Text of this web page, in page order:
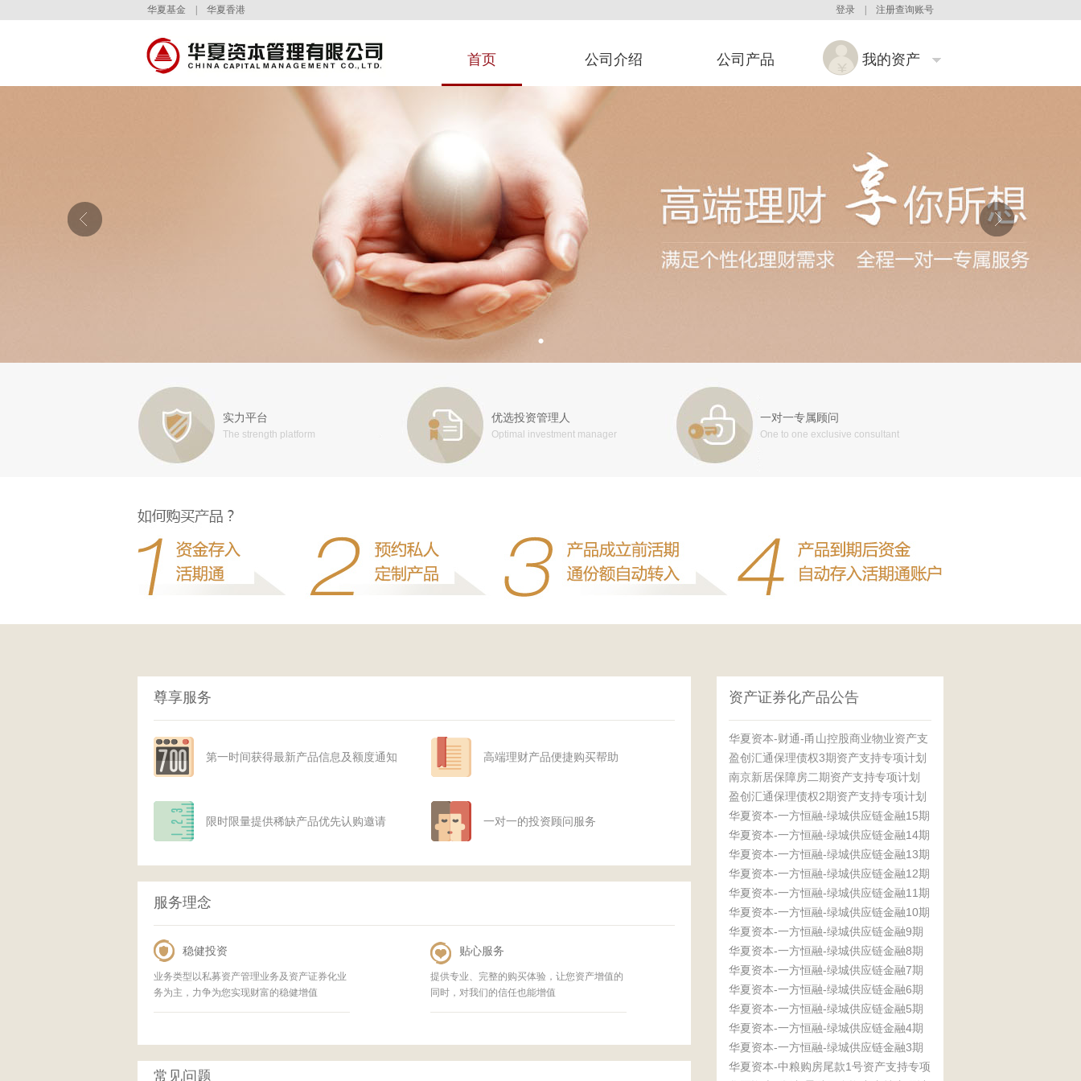
华夏基金 华夏香港 注册查询账号
登录
我的资产
公司产品
公司介绍
首页
•
实力平台
The strength platform
优选投资管理人
Optimal investment manager
一对一专属顾问
One to one exclusive consultant
尊享服务
第一时间获得最新产品信息及额度通知 高端理财产品便捷购买帮助
限时限量提供稀缺产品优先认购邀请 一对一的投资顾问服务
服务理念
稳健投资
业务类型以私募资产管理业务及资产证券化业
务为主，力争为您实现财富的稳健增值
贴心服务
提供专业、完整的购买体验，让您资产增值的
同时，对我们的信任也能增值
常见问题
资产证券化产品公告
华夏资本-财通-甬山控股商业物业资产支
持专项计划
盈创汇通保理债权3期资产支持专项计划
南京新居保障房二期资产支持专项计划
盈创汇通保理债权2期资产支持专项计划
华夏资本-一方恒融-绿城供应链金融15期
资产支持专项计划
华夏资本-一方恒融-绿城供应链金融14期
资产支持专项计划
华夏资本-一方恒融-绿城供应链金融13期
资产支持专项计划
华夏资本-一方恒融-绿城供应链金融12期
资产支持专项计划
华夏资本-一方恒融-绿城供应链金融11期
资产支持专项计划
华夏资本-一方恒融-绿城供应链金融10期
资产支持专项计划
华夏资本-一方恒融-绿城供应链金融9期
资产支持专项计划
华夏资本-一方恒融-绿城供应链金融8期
资产支持专项计划
华夏资本-一方恒融-绿城供应链金融7期
资产支持专项计划
华夏资本-一方恒融-绿城供应链金融6期
资产支持专项计划
华夏资本-一方恒融-绿城供应链金融5期
资产支持专项计划
华夏资本-一方恒融-绿城供应链金融4期
资产支持专项计划
华夏资本-一方恒融-绿城供应链金融3期
资产支持专项计划
华夏资本-中粮购房尾款1号资产支持专项